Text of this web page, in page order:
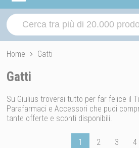
Home Gatti
Gatti
Su Giulius troverai tutto per far felice il
Parafarmaci e Accessori che puoi
tante offerte e sconti disponibili.
1 2 3 4